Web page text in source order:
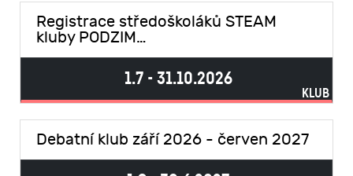
KLUB
Registrace středoškoláků STEAM
kluby PODZIM…
1.7 - 31.10.2026
Debatní klub září 2026 - červen 2027